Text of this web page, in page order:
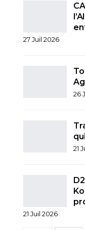
27 Juil 2026
26
21
21 Juil 2026